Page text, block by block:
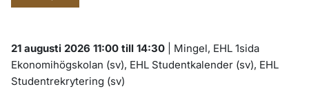
21 augusti 2026 11:00 till 14:30
Mingel, EHL 1sida
Ekonomihögskolan (sv), EHL Studentkalender (sv), EHL
Studentrekrytering (sv)